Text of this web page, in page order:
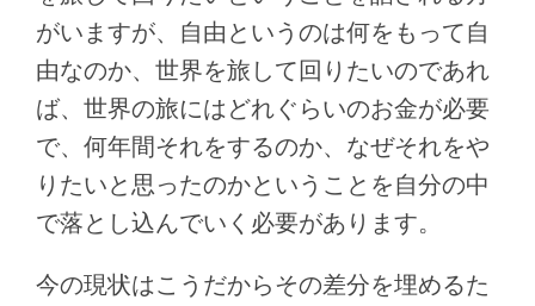
がいますが、自由というのは何をもって自
由なのか、世界を旅して回りたいのであれ
ば、世界の旅にはどれぐらいのお金が必要
で、何年間それをするのか、なぜそれをや
りたいと思ったのかということを自分の中
で落とし込んでいく必要があります。
今の現状はこうだからその差分を埋めるた